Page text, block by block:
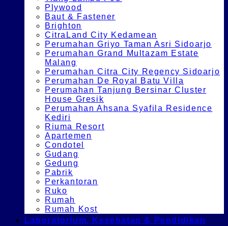
Plywood
Baut & Fastener
Brighton
CitraLand City Kedamean
Perumahan Griyo Taman Asri Sidoarjo
Perumahan Grand Multazam Estate
Malang
Perumahan Citra City Regency Sidoarjo
Perumahan De Royal Batu Villa
Perumahan Tanjung Bersinar Cluster
House Gresik
Perumahan Ahsana Syafila Residence
Kediri
Riuma Resort
Apartemen
Condotel
Gudang
Gedung
Pabrik
Perkantoran
Ruko
Rumah
Rumah Kost
Laboratorium, Kesehatan & Pendidikan